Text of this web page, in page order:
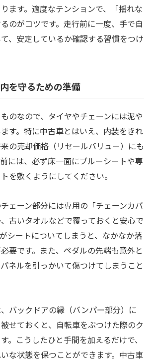
ます。適度なテンションで、「揺れな
のがコツです。走行前に一度、手で自
、安定しているか確認する習慣をつけ
を守るための準備
のなので、タイヤやチェーンには泥や
す。特に中古車とはいえ、内装をきれ
の売却価格（リセールバリュー）にも
には、必ず床一面にブルーシートや専
を敷くようにしてください。
ェーン部分には専用の「チェーンカバ
古いタオルなどで覆っておくと安心で
シートについてしまうと、なかなか落
要です。また、ペダルの先端も意外と
ネルを引っかいて傷つけてしまうこと
バックドアの縁（バンパー部分）に
せておくと、自転車をぶつけた際のク
。こうしたひと手間を加えるだけで、
な状態を保つことができます。中古車